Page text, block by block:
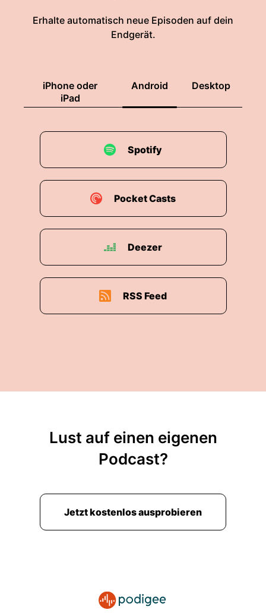
Erhalte automatisch neue Episoden auf dein
Endgerät.
iPhone oder
iPad
Android Desktop
Spotify
Pocket Casts
Deezer
RSS Feed
Lust auf einen eigenen
Podcast?
Jetzt kostenlos ausprobieren